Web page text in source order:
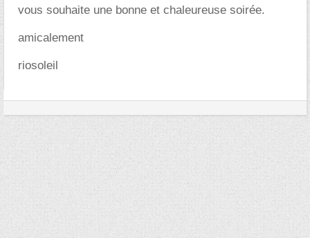
vous souhaite une bonne et chaleureuse soirée.
amicalement
riosoleil